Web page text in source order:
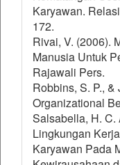
Karyawan.
172.
Rivai, V. (2006).
Manusia Untuk
Rajawali Pers.
Robbins, S. P., &
Organizational
Salsabella, H. C.
Lingkungan
Karyawan Pada